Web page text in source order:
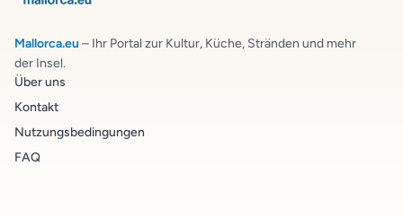
Mallorca.eu – Ihr Portal zur Kultur, Küche, Stränden und mehr
der Insel.
Über uns
Kontakt
Nutzungsbedingungen
FAQ